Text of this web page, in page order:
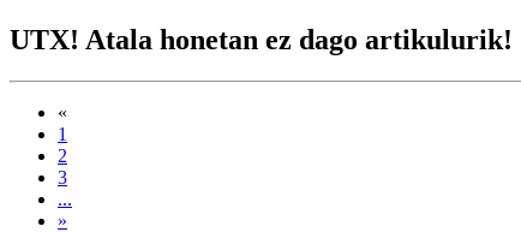
UTX! Atala honetan ez dago artikulurik!
«
1
2
3
...
»